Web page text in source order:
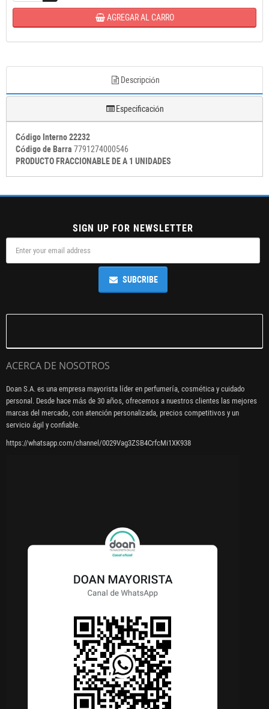
AGREGAR AL CARRO
Descripción
Especificación
Código Interno 22232
Código de Barra 7791274000546
PRODUCTO FRACCIONABLE DE A 1 UNIDADES
SIGN UP FOR NEWSLETTER
SUBCRIBE
ACERCA DE NOSOTROS
Doan S.A. es una empresa mayorista líder en perfumería, cosmética y cuidado
personal. Desde hace más de 30 años, ofrecemos a nuestros clientes las mejores
marcas del mercado, con atención personalizada, precios competitivos y un
servicio ágil y confiable.
https://whatsapp.com/channel/0029Vag3ZSB4CrfcMi1XK938